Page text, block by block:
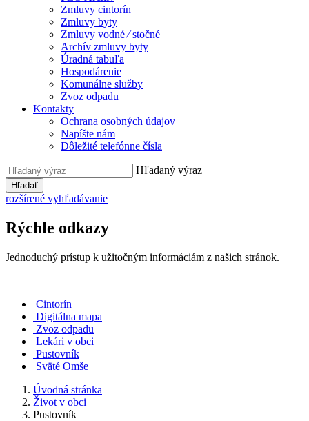
Zmluvy cintorín
Zmluvy byty
Zmluvy vodné ⁄ stočné
Archív zmluvy byty
Úradná tabuľa
Hospodárenie
Komunálne služby
Zvoz odpadu
Kontakty
Ochrana osobných údajov
Napíšte nám
Dôležité telefónne čísla
Hľadaný výraz
Hľadať
rozšírené vyhľadávanie
Rýchle odkazy
Jednoduchý prístup k užitočným informáciám z našich stránok.
Cintorín
Digitálna mapa
Zvoz odpadu
Lekári v obci
Pustovník
Sväté Omše
Úvodná stránka
Život v obci
Pustovník